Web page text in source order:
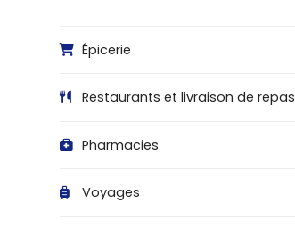
Épicerie
Restaurants et livraison de repas
Pharmacies
Voyages